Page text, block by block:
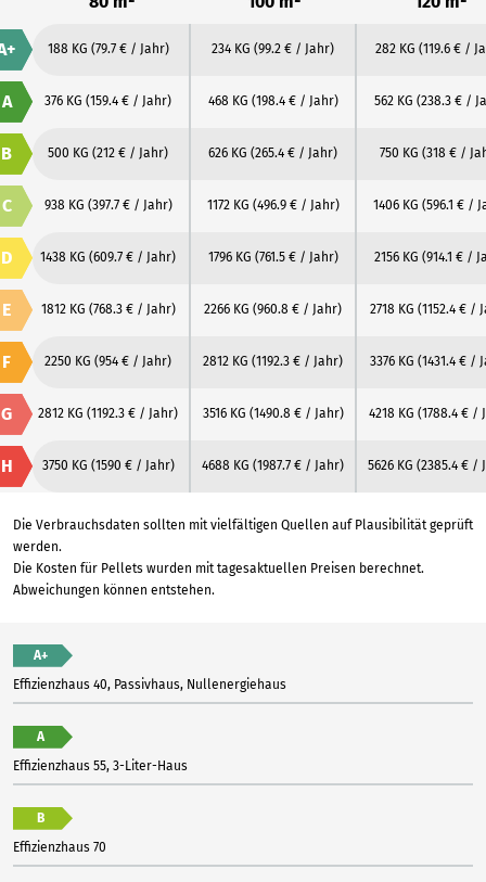
188 KG (79.7 € / Jahr) 234 KG (99.2 € / Jahr) 282 KG (119.6 € /
A 376 KG (159.4 € / Jahr) 468 KG (198.4 € / Jahr) 562 KG (238.3 € /
B 500 KG (212 € / Jahr) 626 KG (265.4 € / Jahr) 750 KG (318 € /
C 938 KG (397.7 € / Jahr) 1172 KG (496.9 € / Jahr) 1406 KG (596.1 € /
D 1438 KG (609.7 € / Jahr) 1796 KG (761.5 € / Jahr) 2156 KG (914.1 € /
E 1812 KG (768.3 € / Jahr) 2266 KG (960.8 € / Jahr) 2718 KG (1152.4 € /
F 2250 KG (954 € / Jahr) 2812 KG (1192.3 € / Jahr) 3376 KG (1431.4 € /
G 2812 KG (1192.3 € / Jahr) 3516 KG (1490.8 € / Jahr) 4218 KG (1788.4 € /
H 3750 KG (1590 € / Jahr) 4688 KG (1987.7 € / Jahr) 5626 KG (2385.4 € /
Die Verbrauchsdaten sollten mit vielfältigen Quellen auf Plausibilität geprüft
werden.
Die Kosten für Pellets wurden mit tagesaktuellen Preisen berechnet.
Abweichungen können entstehen.
A+
Effizienzhaus 40, Passivhaus, Nullenergiehaus
A
Effizienzhaus 55, 3-Liter-Haus
B
Effizienzhaus 70